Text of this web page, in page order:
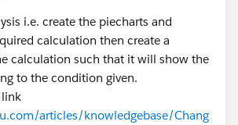
i.e. create the piecharts and
calculation then create a
calculation such that it will show the
to the condition given.
articles/knowledgebase/Chang